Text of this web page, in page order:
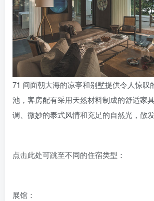
71 间面朝大海的凉亭和别墅提供令人惊叹
池，客房配有采用天然材料制成的舒适家
调、微妙的泰式风情和充足的自然光，散
点击此处可跳至不同的住宿类型：
展馆：